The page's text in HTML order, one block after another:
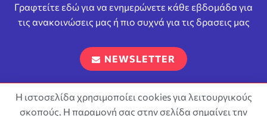
Γραφτείτε εδώ για να ενημερώνετε κάθε εβδομάδα για
τις ανακοινώσεις μας ή πιο συχνά για τις δρασεις μας
NEWSLETTER
Επιτρέπεται η αναπαραγωγή και διανομή του περιεχόμενου
Η ιστοσελίδα χρησιμοποίει cookies για λειτουργικούς
σκοπούς. Η παραμονή σας στην σελίδα σημαίνει την